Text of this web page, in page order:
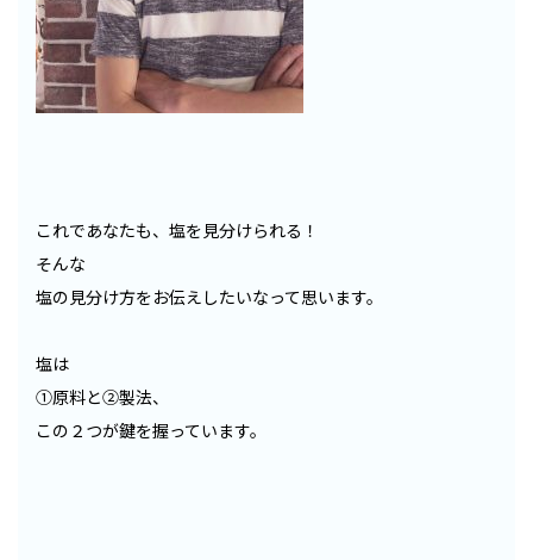
これであなたも、塩を見分けられる！
そんな
塩の見分け方をお伝えしたいなって思います。
塩は
①原料と②製法、
この２つが鍵を握っています。